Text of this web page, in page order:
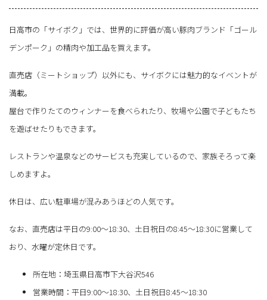
日高市の「サイボク」では、世界的に評価が高い豚肉ブランド「ゴール
デンポーク」の精肉や加工品を買えます。
直売店（ミートショップ）以外にも、サイボクには魅力的なイベントが
満載。
屋台で作りたてのウィンナーを食べられたり、牧場や公園で子どもたち
を遊ばせたりもできます。
レストランや温泉などのサービスも充実しているので、家族そろって楽
しめますよ。
休日は、広い駐車場が混みあうほどの人気です。
なお、直売店は平日の9:00～18:30、土日祝日の8:45～18:30に営業して
おり、水曜が定休日です。
所在地：埼玉県日高市下大谷沢546
営業時間：平日9:00～18:30、土日祝日8:45～18:30